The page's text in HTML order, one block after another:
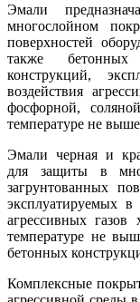
Эмали
многослойном
поверхностей
также бетонных
конструкций,
воздействия
фосфорной,
температуре не
Эмали черная и
для защиты в
загрунтованных
эксплуатируемых в
агрессивных
температуре не
бетонных
Комплексные